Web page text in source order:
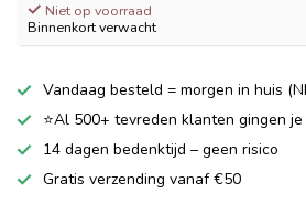
Niet op voorraad
Binnenkort verwacht
Vandaag besteld = morgen in huis
⭐Al 500+ tevreden klanten gingen je
14 dagen bedenktijd – geen risico
Gratis verzending vanaf €50